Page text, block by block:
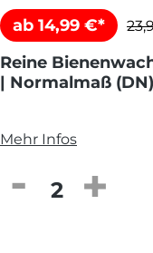
ab 14,99 €*
Reine
| Normalmaß
Mehr Infos
Produkt